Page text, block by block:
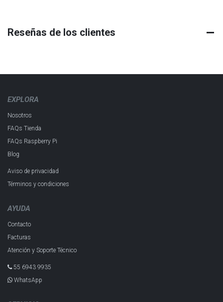
Reseñas de los clientes
EXPLORA
Nosotros
FAQs Tienda
FAQs Raspberry Pi
Blog
Aviso de privacidad
Términos y condiciones
AYUDA
Contacto
Facturas
Atención y Soporte Técnico
55 6943 993​5
WhatsApp